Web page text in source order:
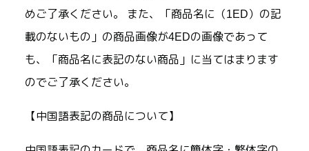
めご了承ください。 また、「商品名に（1ED）の記
載のないもの」の商品画像が4EDの画像であって
も、「商品名に表記のない商品」に当てはまります
のでご了承ください。
【中国語表記の商品について】